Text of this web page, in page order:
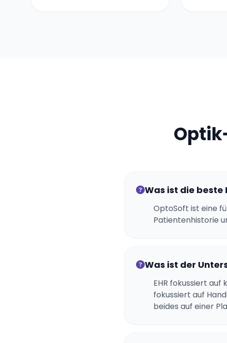
Was ist die
OptoSoft ist eine
Patientenhistorie
Was ist der
EHR fokussiert auf
fokussiert auf
beides auf einer